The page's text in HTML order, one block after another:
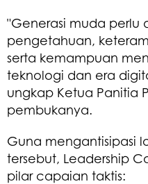
​"Generasi muda perlu
pengetahuan,
serta kemampuan
teknologi dan era
ungkap Ketua Panitia
pembukanya.
​Guna mengantisipasi
tersebut, Leadership
pilar capaian taktis: